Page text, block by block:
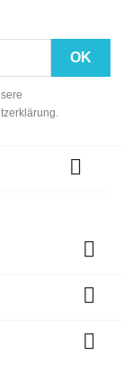



